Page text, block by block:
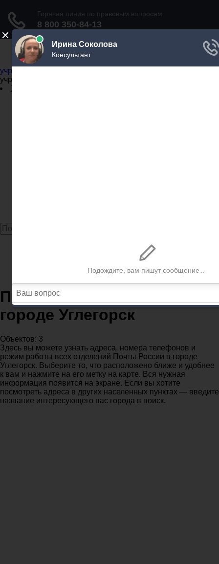
Не официальный справочник государственных
учреждений
учреждений
Задать вопрос юристу
Почтовые отделения в городе Углегорск
Почтовые отделения в
городе Углегорск
Объектов: 3
Здесь вы можете узнать адреса, номера телефонов и
режим работы всех отделений Почты России в городе
Углегорск. Выберите то, что расположено ближе и удобнее
к вам и нажмите на его метку на карте. Вся нужная
информация появится на экране. Если вы хотите
посмотреть адреса в других населенных пунктах — введите
название интересующего вас города в поиск.